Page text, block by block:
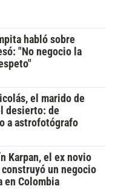
habló sobre
"No negocio la
el marido de
desierto: de
a astrofotógrafo
Karpan, el ex novio
un negocio
en Colombia